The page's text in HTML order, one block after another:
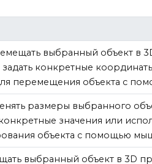
выбранный объект в
конкретные
перемещения объекта с
размеры выбранного
значения или
объекта с помощью
выбранный объект в 3D